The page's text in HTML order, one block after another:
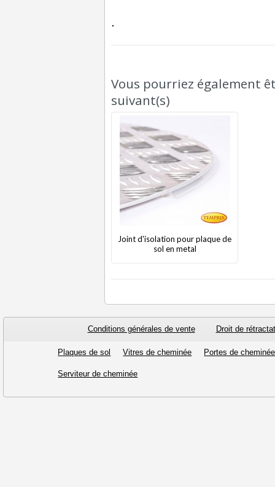
.
Vous pourriez également
suivant(s)
Joint d'isolation pour plaque de
sol en metal
Conditions générales de vente Droit de
Plaques de sol Vitres de cheminée Portes de cheminée
Serviteur de cheminée